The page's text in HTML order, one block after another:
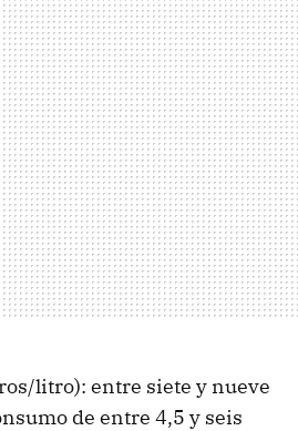
litro): entre siete y nueve
de entre 4,5 y seis